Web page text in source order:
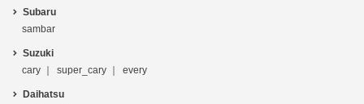
Subaru
sambar
Suzuki
cary
super_cary every
Daihatsu